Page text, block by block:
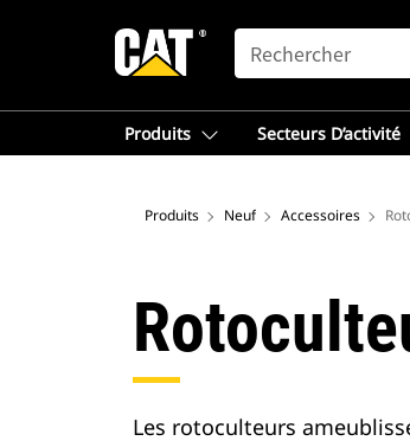
SEARCH
Produits Secteurs D’activité
Produits Neuf Accessoires
Les rotoculteurs